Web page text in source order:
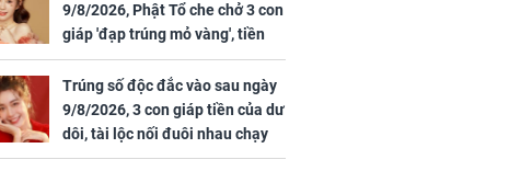
9/8/2026, Phật Tổ che chở 3 con
giáp 'đạp trúng mỏ vàng', tiền
bạc nhiều như lá sung, sự
nghiệp vượng phát
Trúng số độc đắc vào sau ngày
9/8/2026, 3 con giáp tiền của dư
dôi, tài lộc nối đuôi nhau chạy
vào nhà, sự nghiệp phất lên